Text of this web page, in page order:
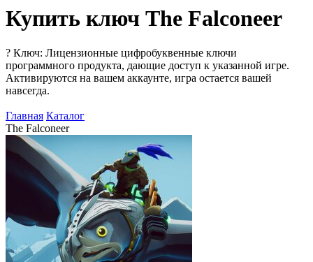
Купить ключ The Falconeer
? Ключ: Лицензионные цифробуквенные ключи
программного продукта, дающие доступ к указанной игре.
Активируются на вашем аккаунте, игра остается вашей
навсегда.
Главная Каталог
The Falconeer